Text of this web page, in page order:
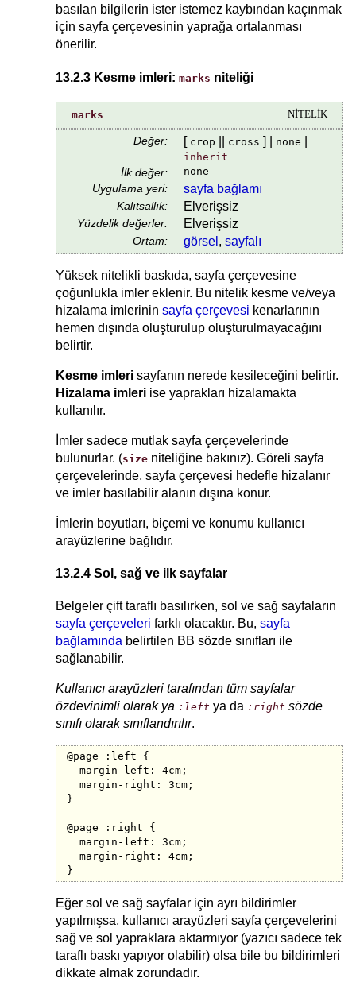
basılan bilgilerin ister istemez kaybından kaçınmak
için sayfa çerçevesinin yaprağa ortalanması
önerilir.
13.2.3 Kesme imleri: marks niteliği
marks NİTELİK
Değer: [ crop cross ] | none
inherit
İlk değer: none
Uygulama yeri: sayfa bağlamı
Kalıtsallık: Elverişsiz
Yüzdelik değerler: Elverişsiz
Ortam: görsel , sayfalı
Yüksek nitelikli baskıda, sayfa çerçevesine
çoğunlukla imler eklenir. Bu nitelik kesme ve/veya
hizalama imlerinin sayfa çerçevesi kenarlarının
hemen dışında oluşturulup oluşturulmayacağını
belirtir.
Kesme imleri sayfanın nerede kesileceğini belirtir.
Hizalama imleri ise yaprakları hizalamakta
kullanılır.
İmler sadece mutlak sayfa çerçevelerinde
bulunurlar. (size niteliğine bakınız). Göreli sayfa
çerçevelerinde, sayfa çerçevesi hedefle hizalanır
ve imler basılabilir alanın dışına konur.
İmlerin boyutları, biçemi ve konumu kullanıcı
arayüzlerine bağlıdır.
13.2.4 Sol, sağ ve ilk sayfalar
Belgeler çift taraflı basılırken, sol ve sağ sayfaların
sayfa çerçeveleri farklı olacaktır. Bu, sayfa
bağlamında belirtilen BB sözde sınıfları ile
sağlanabilir.
Kullanıcı arayüzleri tarafından tüm sayfalar
özdevinimli olarak ya :left ya da :right sözde
sınıfı olarak sınıflandırılır.
@page :left {
  margin-left: 4cm;
  margin-right: 3cm;
}
@page :right {
  margin-left: 3cm;
  margin-right: 4cm;
}
Eğer sol ve sağ sayfalar için ayrı bildirimler
yapılmışsa, kullanıcı arayüzleri sayfa çerçevelerini
sağ ve sol yapraklara aktarmıyor (yazıcı sadece tek
taraflı baskı yapıyor olabilir) olsa bile bu bildirimleri
dikkate almak zorundadır.